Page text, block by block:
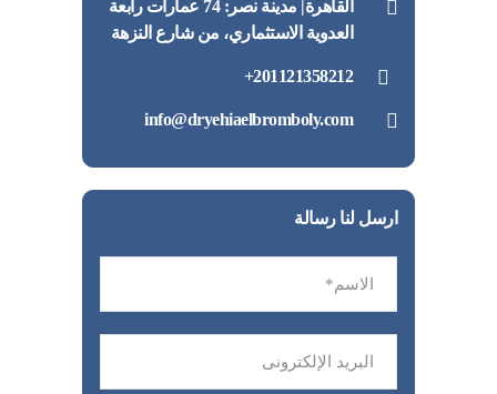
القاهرة| مدينة نصر: 74 عمارات رابعة
العدوية الاستثماري، من شارع النزهة
201121358212+
info@dryehiaelbromboly.com
ارسل لنا رسالة